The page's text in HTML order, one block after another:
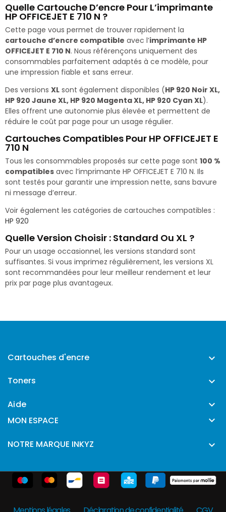
Quelle Cartouche D’encre Pour L’imprimante
HP OFFICEJET E 710 N ?
Cette page vous permet de trouver rapidement la
cartouche d’encre compatible avec l’imprimante HP
OFFICEJET E 710 N. Nous référençons uniquement des
consommables parfaitement adaptés à ce modèle, pour
une impression fiable et sans erreur.
Des versions XL sont également disponibles (HP 920 Noir XL,
HP 920 Jaune XL, HP 920 Magenta XL, HP 920 Cyan XL).
Elles offrent une autonomie plus élevée et permettent de
réduire le coût par page pour un usage régulier.
Cartouches Compatibles Pour HP OFFICEJET E
710 N
Tous les consommables proposés sur cette page sont 100 %
compatibles avec l’imprimante HP OFFICEJET E 710 N. Ils
sont testés pour garantir une impression nette, sans bavure
ni message d’erreur.
Voir également les catégories de cartouches compatibles :
HP 920
Quelle Version Choisir : Standard Ou XL ?
Pour un usage occasionnel, les versions standard sont
suffisantes. Si vous imprimez régulièrement, les versions XL
sont recommandées pour leur meilleur rendement et leur
prix par page plus avantageux.
Cartouches d'encre 
Toners 
Aide 
MON ESPACE 
NOTRE MARQUE INKYZ 